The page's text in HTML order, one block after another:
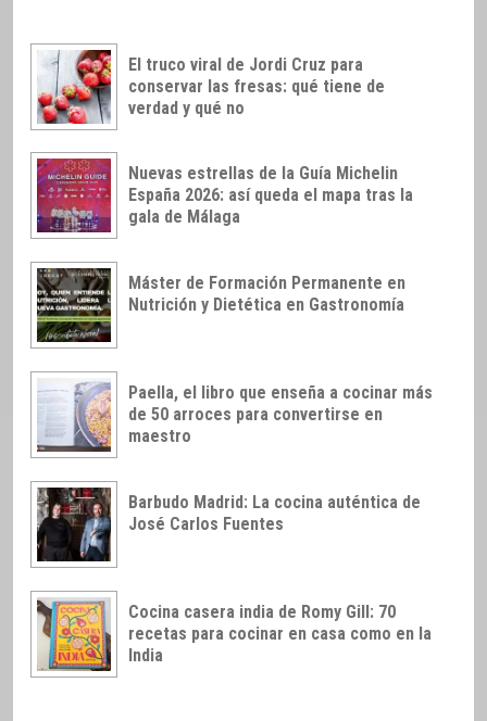
El truco viral de Jordi Cruz para
conservar las fresas: qué tiene de
verdad y qué no
Nuevas estrellas de la Guía Michelin
España 2026: así queda el mapa tras la
gala de Málaga
Máster de Formación Permanente en
Nutrición y Dietética en Gastronomía
Paella, el libro que enseña a cocinar más
de 50 arroces para convertirse en
maestro
Barbudo Madrid: La cocina auténtica de
José Carlos Fuentes
Cocina casera india de Romy Gill: 70
recetas para cocinar en casa como en la
India